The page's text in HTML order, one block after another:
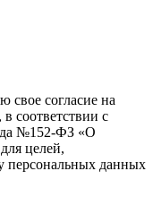
свое согласие на
соответствии с
№152-ФЗ «О
целей,
персональных данных